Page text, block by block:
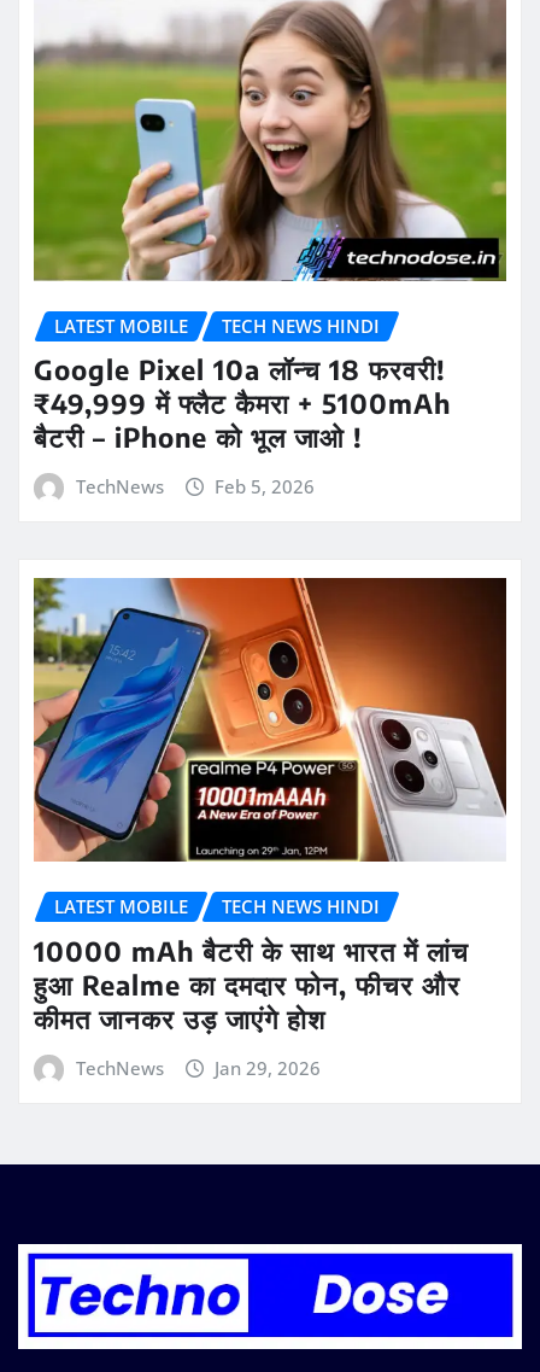
LATEST MOBILE TECH NEWS HINDI
Google Pixel 10a लॉन्च 18 फरवरी!
₹49,999 में फ्लैट कैमरा + 5100mAh
बैटरी – iPhone को भूल जाओ !
TechNews Feb 5, 2026
LATEST MOBILE TECH NEWS HINDI
10000 mAh बैटरी के साथ भारत में लांच
हुआ Realme का दमदार फोन, फीचर और
कीमत जानकर उड़ जाएंगे होश
TechNews Jan 29, 2026